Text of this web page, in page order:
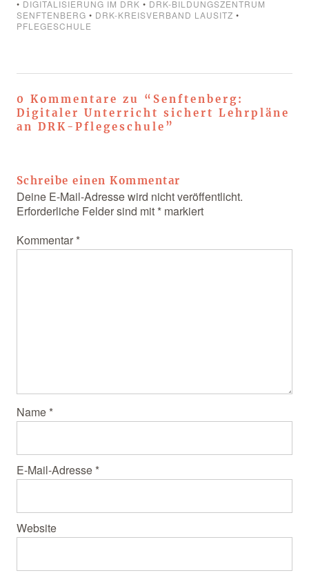
• DIGITALISIERUNG IM DRK • DRK-BILDUNGSZENTRUM
SENFTENBERG • DRK-KREISVERBAND LAUSITZ •
PFLEGESCHULE
0 Kommentare zu “ Senftenberg:
Digitaler Unterricht sichert Lehrpläne
an DRK-Pflegeschule ”
Schreibe einen Kommentar
Deine E-Mail-Adresse wird nicht veröffentlicht.
Erforderliche Felder sind mit *markiert
Kommentar *
Name *
E-Mail-Adresse *
Website